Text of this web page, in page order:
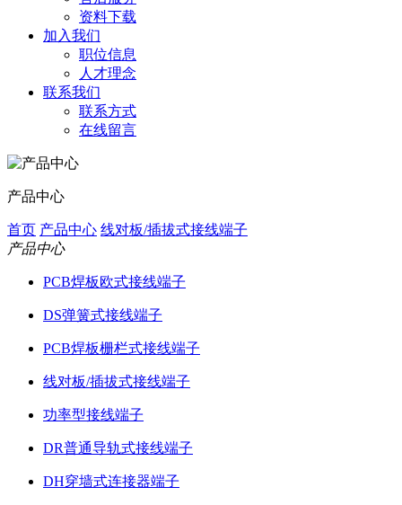
资料下载
加入我们
职位信息
人才理念
联系我们
联系方式
在线留言
产品中心
首页 产品中心 线对板/插拔式接线端子
产品中心
PCB焊板欧式接线端子
DS弹簧式接线端子
PCB焊板栅栏式接线端子
线对板/插拔式接线端子
功率型接线端子
DR普通导轨式接线端子
DH穿墙式连接器端子